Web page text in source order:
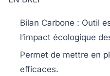
Bilan Carbone : Outil
l’impact écologique
Permet de mettre en
efficaces.